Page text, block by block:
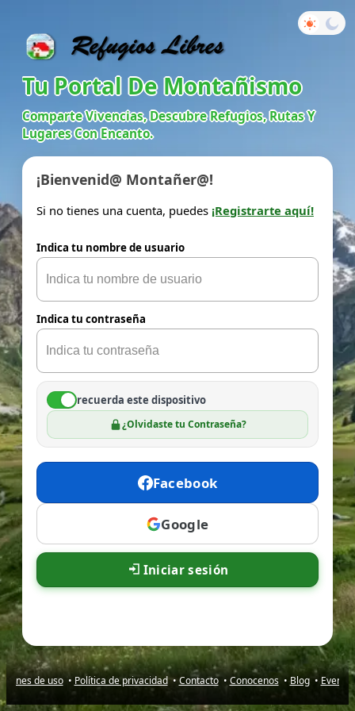
Tu Portal De Montañismo
Comparte Vivencias, Descubre Refugios, Rutas Y
Lugares Con Encanto.
¡Bienvenid@ Montañer@!
Si no tienes una cuenta, puedes ¡Registrarte aquí!
Indica tu nombre de usuario
Indica tu contraseña
recuerda este dispositivo
¿Olvidaste tu Contraseña?
Facebook
Google
Iniciar sesión
de uso• Política de privacidad• Contacto• Conocenos • Blog• Eventos